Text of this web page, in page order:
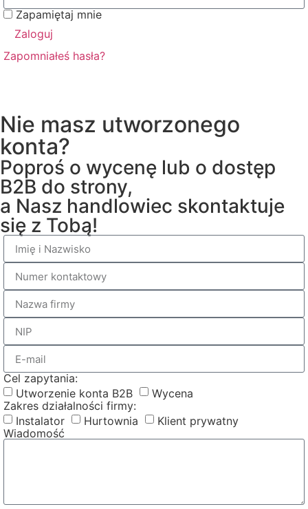
Zapamiętaj mnie
Zaloguj
Zapomniałeś hasła?
Nie masz utworzonego
konta?
Poproś o wycenę lub o dostęp
B2B do strony,
a Nasz handlowiec skontaktuje
się z Tobą!
Cel zapytania:
Utworzenie konta B2B
Wycena
Zakres działalności firmy:
Instalator
Hurtownia
Klient prywatny
Wiadomość